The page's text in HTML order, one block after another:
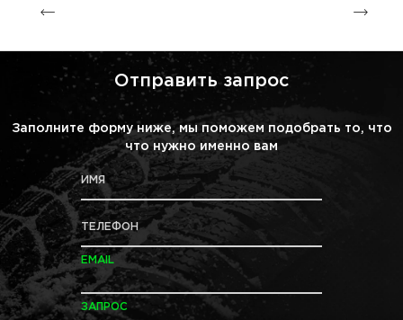
Отправить запрос
Заполните форму ниже, мы поможем подобрать то, что
что нужно именно вам
ИМЯ
ТЕЛЕФОН
EMAIL
ЗАПРОС